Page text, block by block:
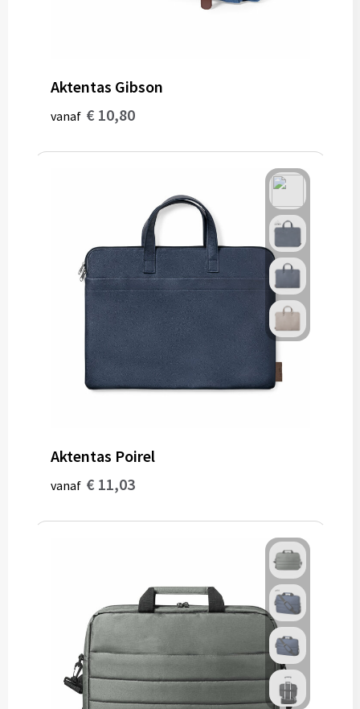
Aktentas Gibson
vanaf € 10,80
Aktentas Poirel
vanaf € 11,03